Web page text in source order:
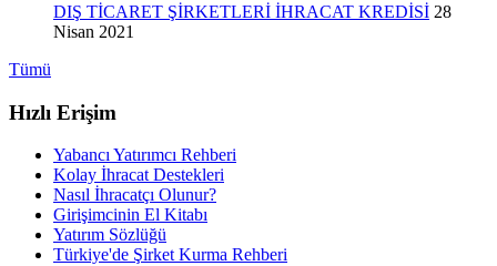
DIŞ TİCARET ŞİRKETLERİ İHRACAT KREDİSİ 28
Nisan 2021
Tümü
Hızlı Erişim
Yabancı Yatırımcı Rehberi
Kolay İhracat Destekleri
Nasıl İhracatçı Olunur?
Girişimcinin El Kitabı
Yatırım Sözlüğü
Türkiye'de Şirket Kurma Rehberi